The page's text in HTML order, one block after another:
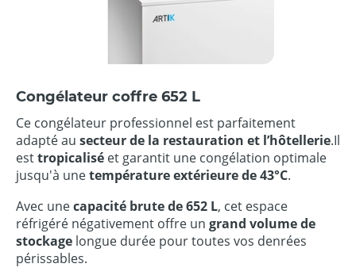
Congélateur coffre 652 L
Ce congélateur professionnel est parfaitement
adapté au secteur de la restauration et l’hôtellerie.Il
esttropicalisé et garantit une congélation optimale
jusqu'à unetempérature extérieure de 43°C.
Avec unecapacité brutede 652 L, cet espace
réfrigéré négativement offre un grand volume de
stockage longue durée pour toutes vos denrées
périssables.